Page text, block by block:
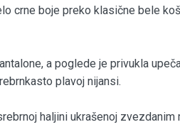
crne boje preko klasične bele
a poglede je privukla
plavoj nijansi.
haljini ukrašenoj